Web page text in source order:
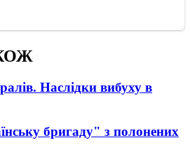
Наслідки вибуху в
бригаду" з полонених